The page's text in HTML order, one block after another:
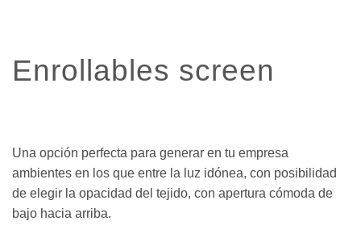
Enrollables screen
Una opción perfecta para generar en tu empresa
ambientes en los que entre la luz idónea, con posibilidad
de elegir la opacidad del tejido, con apertura cómoda de
bajo hacia arriba.